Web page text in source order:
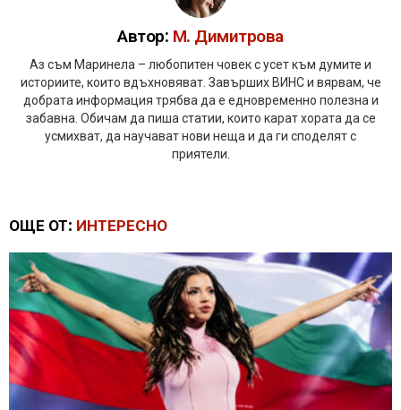
Автор: М. Димитрова
Аз съм Маринела – любопитен човек с усет към думите и
историите, които вдъхновяват. Завърших ВИНС и вярвам, че
добрата информация трябва да е едновременно полезна и
забавна. Обичам да пиша статии, които карат хората да се
усмихват, да научават нови неща и да ги споделят с
приятели.
ОЩЕ ОТ: ИНТЕРЕСНО